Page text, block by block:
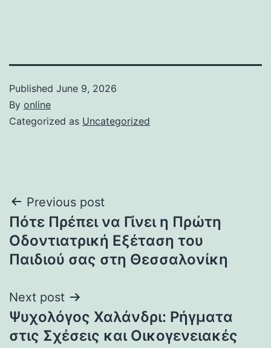
Published June 9, 2026
By online
Categorized as Uncategorized
Post
navigation
Previous post
Πότε Πρέπει να Γίνει η Πρώτη
Οδοντιατρική Εξέταση του
Παιδιού σας στη Θεσσαλονίκη
Next post
Ψυχολόγος Χαλάνδρι: Ρήγματα
στις Σχέσεις και Οικογενειακές